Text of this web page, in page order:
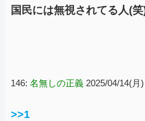
国民には無視されてる人(笑
146: 名無しの正義 2025/04/14(月
>>1